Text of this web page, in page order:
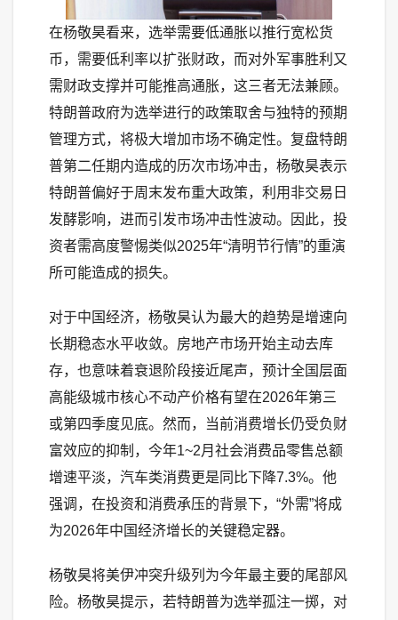
在杨敬昊看来，选举需要低通胀以推行宽松货
币，需要低利率以扩张财政，而对外军事胜利又
需财政支撑并可能推高通胀，这三者无法兼顾。
特朗普政府为选举进行的政策取舍与独特的预期
管理方式，将极大增加市场不确定性。复盘特朗
普第二任期内造成的历次市场冲击，杨敬昊表示
特朗普偏好于周末发布重大政策，利用非交易日
发酵影响，进而引发市场冲击性波动。因此，投
资者需高度警惕类似2025年“清明节行情”的重演
所可能造成的损失。
对于中国经济，杨敬昊认为最大的趋势是增速向
长期稳态水平收敛。房地产市场开始主动去库
存，也意味着衰退阶段接近尾声，预计全国层面
高能级城市核心不动产价格有望在2026年第三
或第四季度见底。然而，当前消费增长仍受负财
富效应的抑制，今年1~2月社会消费品零售总额
增速平淡，汽车类消费更是同比下降7.3%。他
强调，在投资和消费承压的背景下，“外需”将成
为2026年中国经济增长的关键稳定器。
杨敬昊将美伊冲突升级列为今年最主要的尾部风
险。杨敬昊提示，若特朗普为选举孤注一掷，对